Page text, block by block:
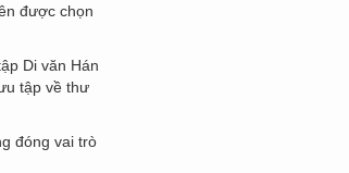
được chọn
Di văn Hán
tập về thư
đóng vai trò